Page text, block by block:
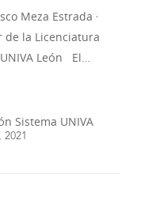
Meza Estrada ·
de la Licenciatura
León El…
Sistema UNIVA
2021